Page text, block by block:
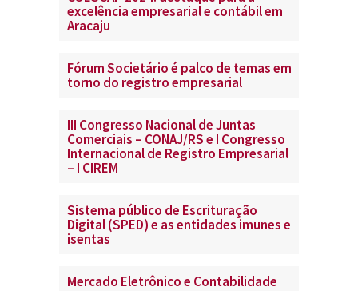
excelência empresarial e contábil em
Aracaju
Fórum Societário é palco de temas em
torno do registro empresarial
III Congresso Nacional de Juntas
Comerciais – CONAJ/RS e I Congresso
Internacional de Registro Empresarial
– I CIREM
Sistema público de Escrituração
Digital (SPED) e as entidades imunes e
isentas
Mercado Eletrônico e Contabilidade